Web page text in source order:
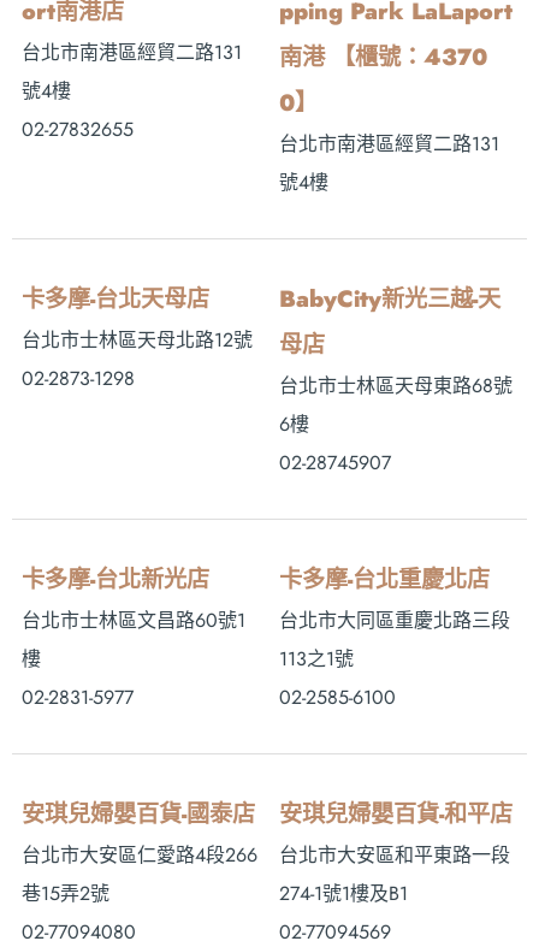
ort南港店
台北市南港區經貿二路131
號4樓
02-27832655
pping Park LaLaport
南港 【櫃號：4370
0】
台北市南港區經貿二路131
號4樓
卡多摩-台北天母店
台北市士林區天母北路12號
02-2873-1298
BabyCity新光三越-天
母店
台北市士林區天母東路68號
6樓
02-28745907
卡多摩-台北新光店
台北市士林區文昌路60號1
樓
02-2831-5977
卡多摩-台北重慶北店
台北市大同區重慶北路三段
113之1號
02-2585-6100
安琪兒婦嬰百貨-國泰店
台北市大安區仁愛路4段266
巷15弄2號
02-77094080
安琪兒婦嬰百貨-和平店
台北市大安區和平東路一段
274-1號1樓及B1
02-77094569